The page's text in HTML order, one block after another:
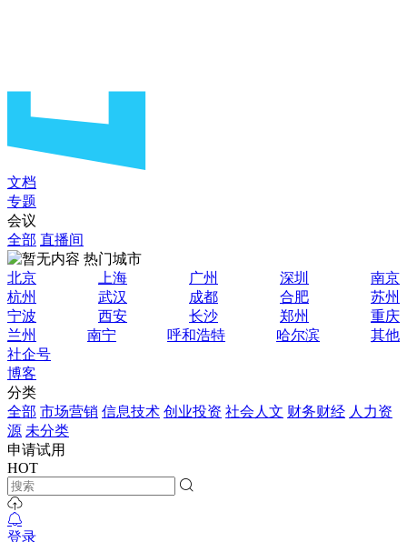
文档
专题
会议
全部 直播间
热门城市
北京
上海 广州 深圳
南京
杭州
武汉 成都 合肥
苏州
宁波
西安 长沙 郑州
重庆
兰州
南宁 呼和浩特 哈尔滨
其他
社企号
博客
分类
全部 市场营销 信息技术 创业投资 社会人文 财务财经 人力资
源 未分类
申请试用
HOT
登录